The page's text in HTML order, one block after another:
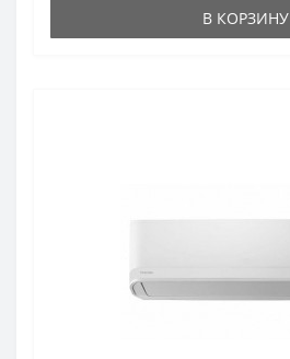
В КОРЗИНУ